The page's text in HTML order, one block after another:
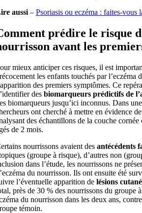
aussi– Psoriasis ou eczéma : faites-vous
prédire le risque
avant les
mieux anticiper ces risques, il est
les enfants touchés par l’eczéma
des premiers symptômes. Ce
des biomarqueurs prédictifs de
biomarqueurs jusqu’ici inconnus. Dans
ont cherché à mettre en évidence
des échantillons de la couche cornée
de 2 mois.
nourrissons avaient des antécédents
(groupe à risque), d’autres non
dans l’étude, les nourrissons ne
du nourrisson. Ils ont ensuite été
l’éventuelle apparition de lésions
près de 30 % des nourrissons du groupe
du nourrisson dans les deux ans,
témoin.